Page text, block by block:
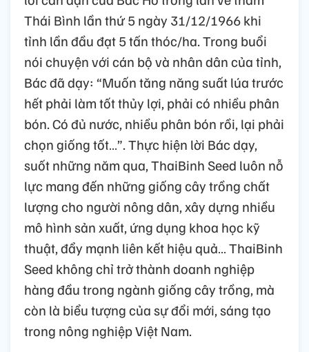
Thái Bình lần thứ 5 ngày 31/12/1966 khi
tỉnh lần đầu đạt 5 tấn thóc/ha. Trong buổi
nói chuyện với cán bộ và nhân dân của tỉnh,
Bác đã dạy: “Muốn tăng năng suất lúa trước
hết phải làm tốt thủy lợi, phải có nhiều phân
bón. Có đủ nước, nhiều phân bón rồi, lại phải
chọn giống tốt…”. Thực hiện lời Bác dạy,
suốt những năm qua, ThaiBinh Seed luôn nỗ
lực mang đến những giống cây trồng chất
lượng cho người nông dân, xây dựng nhiều
mô hình sản xuất, ứng dụng khoa học kỹ
thuật, đẩy mạnh liên kết hiệu quả… ThaiBinh
Seed không chỉ trở thành doanh nghiệp
hàng đầu trong ngành giống cây trồng, mà
còn là biểu tượng của sự đổi mới, sáng tạo
trong nông nghiệp Việt Nam.